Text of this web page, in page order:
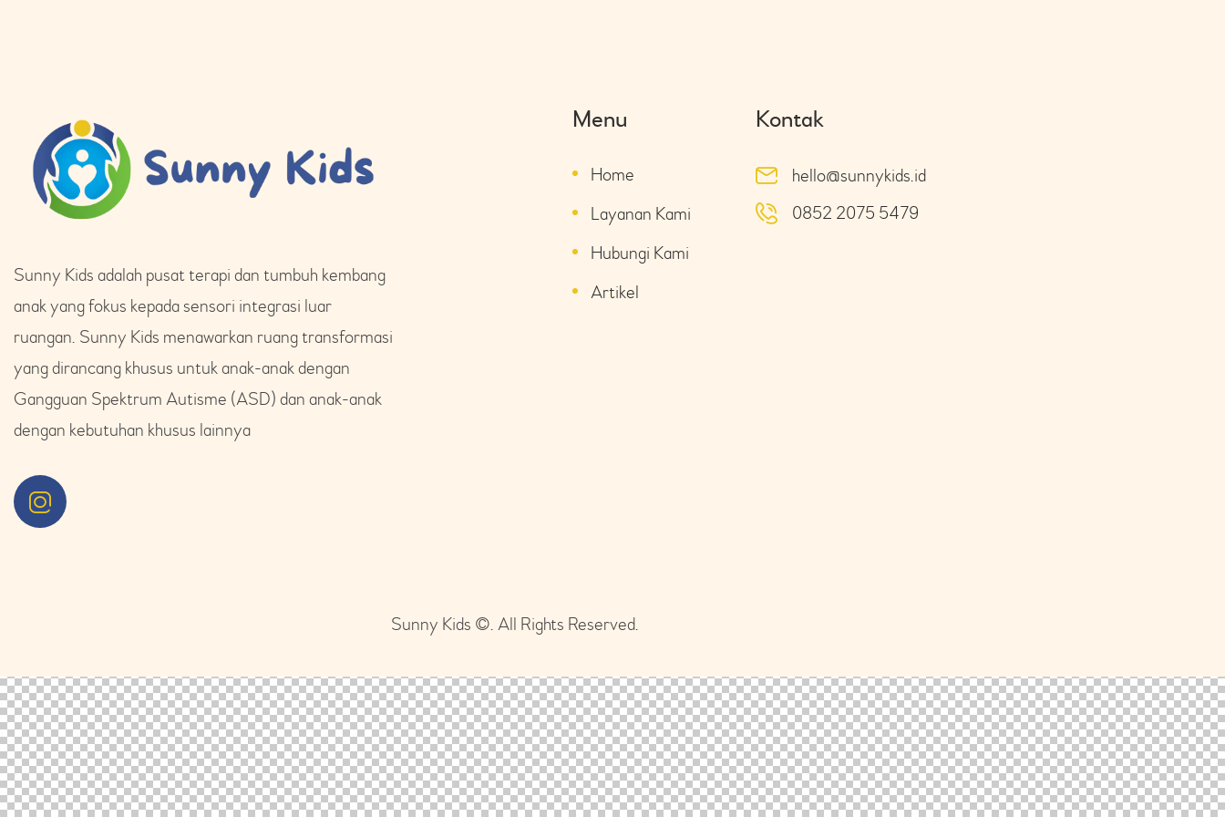
Sunny Kids adalah pusat terapi dan tumbuh kembang
anak yang fokus kepada sensori integrasi luar
ruangan. Sunny Kids menawarkan ruang transformasi
yang dirancang khusus untuk anak-anak dengan
Gangguan Spektrum Autisme (ASD) dan anak-anak
dengan kebutuhan khusus lainnya
Menu
Home
Layanan Kami
Hubungi Kami
Artikel
Kontak
hello@sunnykids.id
0852 2075 5479
Sunny Kids ©. All Rights Reserved.